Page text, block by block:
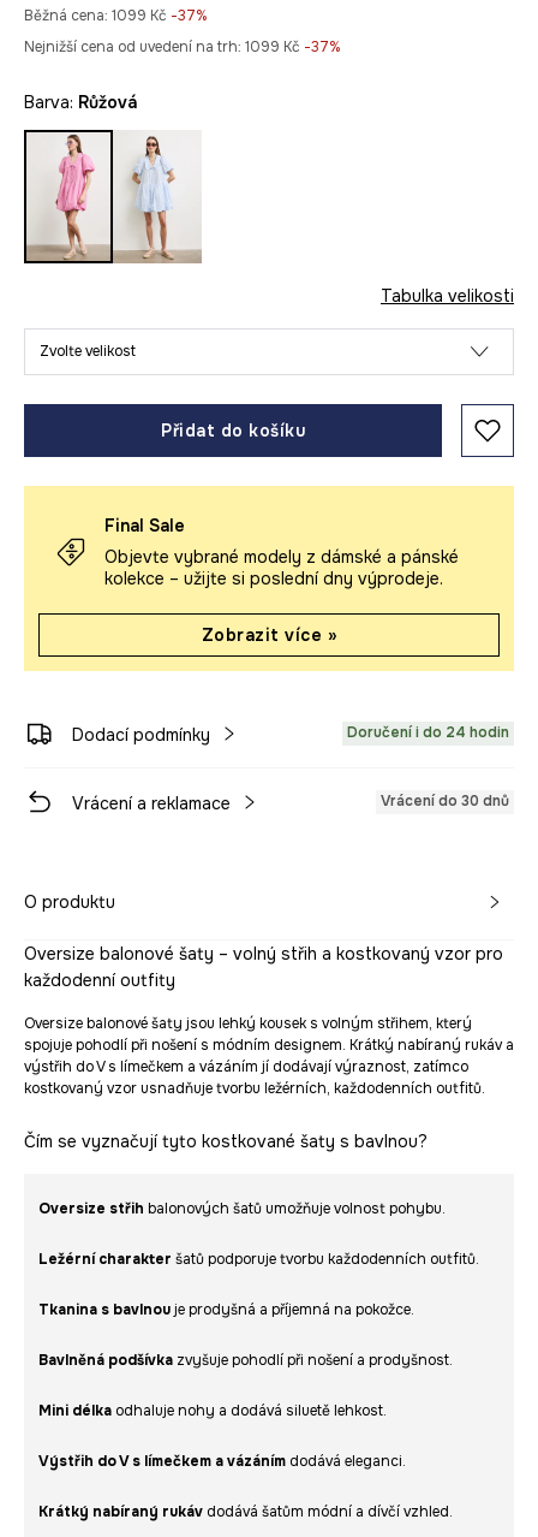
Běžná cena: 1099 Kč -37%
Nejnižší cena od uvedení na trh: 1099 Kč -37%
Barva: růžová
Tabulka velikosti
Zvolte velikost
Přidat do košíku
Final Sale
Objevte vybrané modely z dámské a pánské
kolekce – užijte si poslední dny výprodeje.
Zobrazit více »
Dodací podmínky Doručení i do 24 hodin
Vrácení a reklamace Vrácení do 30 dnů
O produktu
Oversize balonové šaty – volný střih a kostkovaný vzor pro
každodenní outfity
Oversize balonové šaty jsou lehký kousek s volným střihem, který
spojuje pohodlí při nošení s módním designem. Krátký nabíraný rukáv a
výstřih do V s límečkem a vázáním jí dodávají výraznost, zatímco
kostkovaný vzor usnadňuje tvorbu ležérních, každodenních outfitů.
Čím se vyznačují tyto kostkované šaty s bavlnou?
Oversize střih balonových šatů umožňuje volnost pohybu.
Ležérní charakter šatů podporuje tvorbu každodenních outfitů.
Tkanina s bavlnouje prodyšná a příjemná na pokožce.
Bavlněná podšívka zvyšuje pohodlí při nošení a prodyšnost.
Mini délka odhaluje nohy a dodává siluetě lehkost.
Výstřih do V s límečkem a vázáním dodává eleganci.
Krátký nabíraný rukáv dodává šatům módní a dívčí vzhled.